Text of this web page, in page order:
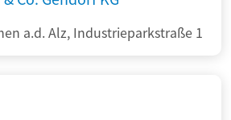
a.d. Alz, Industrieparkstraße 1